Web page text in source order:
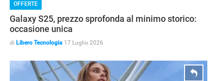
OFFERTE
Galaxy S25, prezzo sprofonda al minimo storico:
occasione unica
di Libero Tecnologia 17 Luglio 2026